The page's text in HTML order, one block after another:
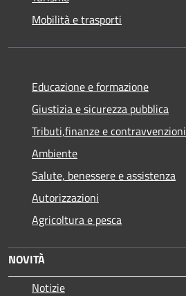
Mobilità e trasporti
Educazione e formazione
Giustizia e sicurezza pubblica
Tributi,finanze e contravvenzioni
Ambiente
Salute, benessere e assistenza
Autorizzazioni
Agricoltura e pesca
NOVITÀ
Notizie